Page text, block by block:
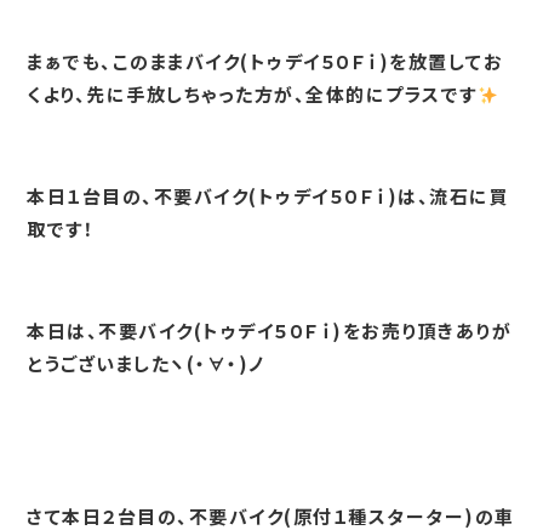
まぁでも、このままバイク(トゥデイ５０Ｆｉ)を放置してお
くより、先に手放しちゃった方が、全体的にプラスです
本日１台目の、不要バイク(トゥデイ５０Ｆｉ)は、流石に買
取です！
本日は、不要バイク(トゥデイ５０Ｆｉ)をお売り頂きありが
とうございましたヽ(・∀・)ノ
さて本日２台目の、不要バイク(原付１種スターター)の車